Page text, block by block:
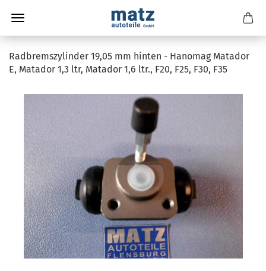
Radbremszylinder 19,05 mm hinten - Hanomag Matador
E, Matador 1,3 ltr, Matador 1,6 ltr., F20, F25, F30, F35